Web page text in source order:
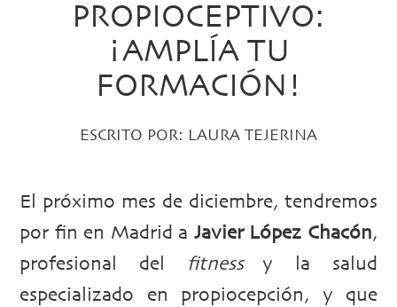
PROPIOCEPTIVO:
¡AMPLÍA TU
FORMACIÓN!
ESCRITO POR: LAURA TEJERINA
El próximo mes de diciembre, tendremos
por fin en Madrid a Javier López Chacón,
profesional del
fitnessy la salud
especializado en propiocepción, y que